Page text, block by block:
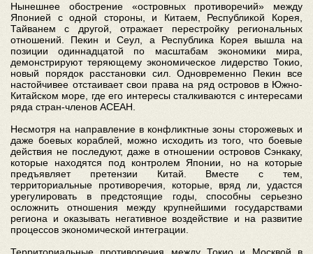
Нынешнее обострение «островных противоречий» между
Японией с одной стороны, и Китаем, Республикой Корея,
Тайванем с другой, отражает перестройку региональных
отношений. Пекин и Сеул, а Республика Корея вышла на
позиции одиннадцатой по масштабам экономики мира,
демонстрируют теряющему экономическое лидерство Токио,
новый порядок расстановки сил. Одновременно Пекин все
настойчивее отстаивает свои права на ряд островов в Южно-
Китайском море, где его интересы сталкиваются с интересами
ряда стран-членов АСЕАН.
Несмотря на направление в конфликтные зоны сторожевых и
даже боевых кораблей, можно исходить из того, что боевые
действия не последуют, даже в отношении островов Сэнкаку,
которые находятся под контролем Японии, но на которые
предъявляет претензии Китай. Вместе с тем,
территориальные противоречия, которые, вряд ли, удастся
урегулировать в предстоящие годы, способны серьезно
осложнить отношения между крупнейшими государствами
региона и оказывать негативное воздействие и на развитие
процессов экономической интеграции.